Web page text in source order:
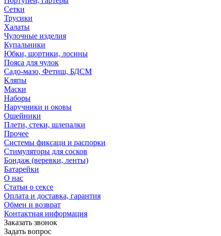
Сетки
Трусики
Халаты
Чулочные изделия
Купальники
Юбки, шортики, лосины
Пояса для чулок
Садо-мазо, Фетиш, БДСМ
Кляпы
Маски
Наборы
Наручники и оковы
Ошейники
Плети, стеки, шлепалки
Прочее
Системы фиксаци и распорки
Стимуляторы для сосков
Бондаж (веревки, ленты)
Батарейки
О нас
Статьи о сексе
Оплата и доставка, гарантия
Обмен и возврат
Контактная информация
Заказать звонок
Задать вопрос